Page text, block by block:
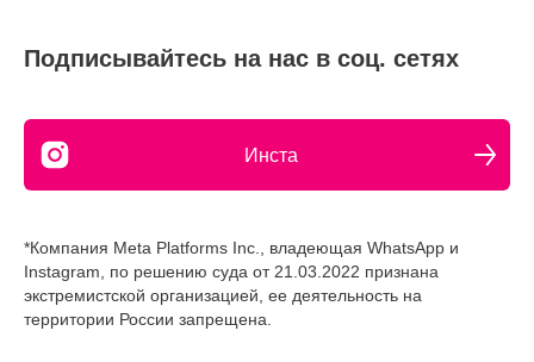
Подписывайтесь на нас в соц. сетях
Инста
*Компания Meta Platforms Inc., владеющая WhatsApp и
Instagram, по решению суда от 21.03.2022 признана
экстремистской организацией, ее деятельность на
территории России запрещена.